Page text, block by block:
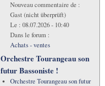
Nouveau commentaire de :
Gast (nicht überprüft)
Le : 08.07.2026 - 10:40
Dans le forum :
Achats - ventes
Orchestre Tourangeau son
futur Bassoniste !
Orchestre Tourangeau son futur